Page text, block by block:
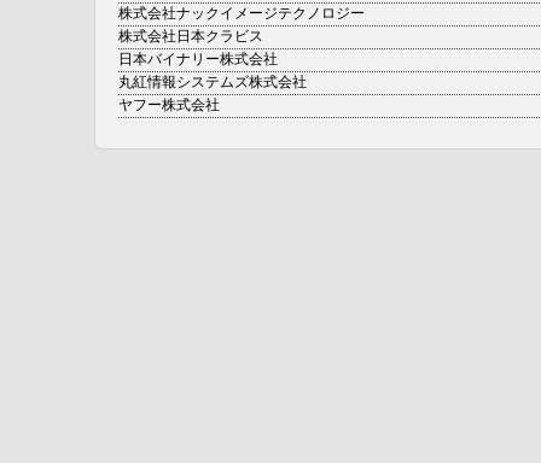
株式会社ナックイメージテクノロジー
株式会社日本クラビス
日本バイナリー株式会社
丸紅情報システムズ株式会社
ヤフー株式会社